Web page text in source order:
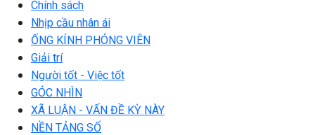
Chính sách
Nhịp cầu nhân ái
ỐNG KÍNH PHÓNG VIÊN
Giải trí
Người tốt - Việc tốt
GÓC NHÌN
XÃ LUẬN - VẤN ĐỀ KỲ NÀY
NỀN TẢNG SỐ